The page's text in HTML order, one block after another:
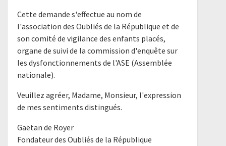
Cette demande s'effectue au nom de
l'association des Oubliés de la République et de
son comité de vigilance des enfants placés,
organe de suivi de la commission d'enquête sur
les dysfonctionnements de l'ASE (Assemblée
nationale).
Veuillez agréer, Madame, Monsieur, l'expression
de mes sentiments distingués.
Gaëtan de Royer
Fondateur des Oubliés de la République